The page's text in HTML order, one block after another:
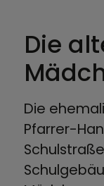
Die
Die
Pfarrer-